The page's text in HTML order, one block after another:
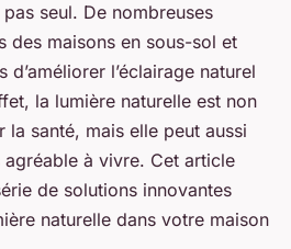
pas seul. De nombreuses
des maisons en sous-sol et
l’éclairage naturel
la lumière naturelle est non
la santé, mais elle peut aussi
à vivre. Cet article
de solutions innovantes
naturelle dans votre maison